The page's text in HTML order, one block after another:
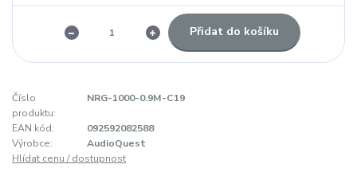
Přidat do košíku
Číslo
produktu:
NRG-1000-0.9M-C19
EAN kód:
092592082588
Výrobce:
AudioQuest
Hlídat cenu / dostupnost